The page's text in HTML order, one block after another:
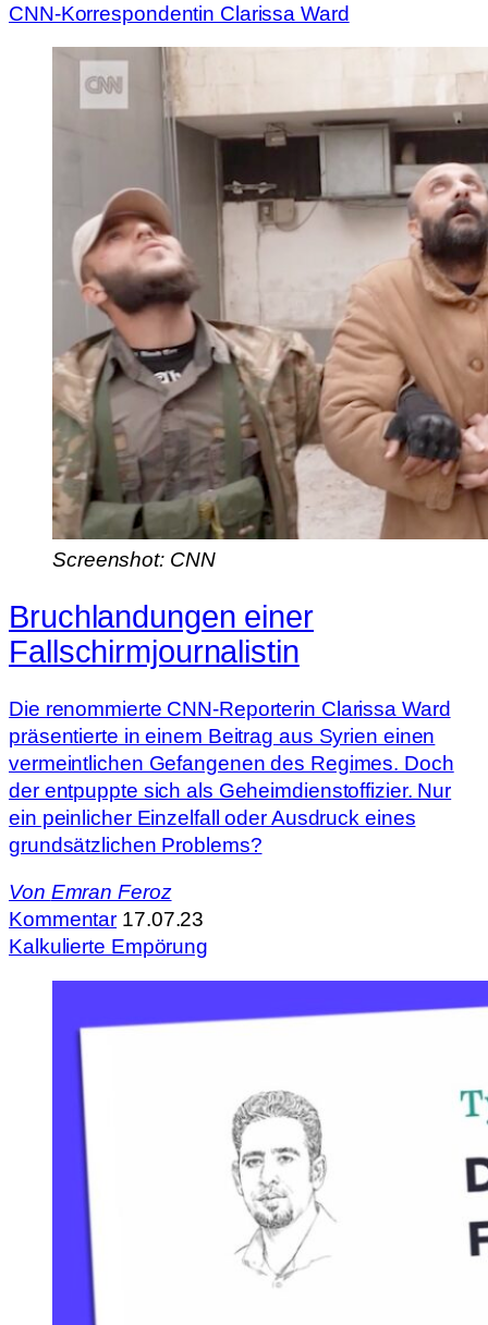
CNN-Korrespondentin Clarissa Ward
Screenshot: CNN
Bruchlandungen einer
Fallschirmjournalistin
Die renommierte CNN-Reporterin Clarissa Ward
präsentierte in einem Beitrag aus Syrien einen
vermeintlichen Gefangenen des Regimes. Doch
der entpuppte sich als Geheimdienstoffizier. Nur
ein peinlicher Einzelfall oder Ausdruck eines
grundsätzlichen Problems?
Von Emran Feroz
Kommentar 17.07.23
Kalkulierte Empörung